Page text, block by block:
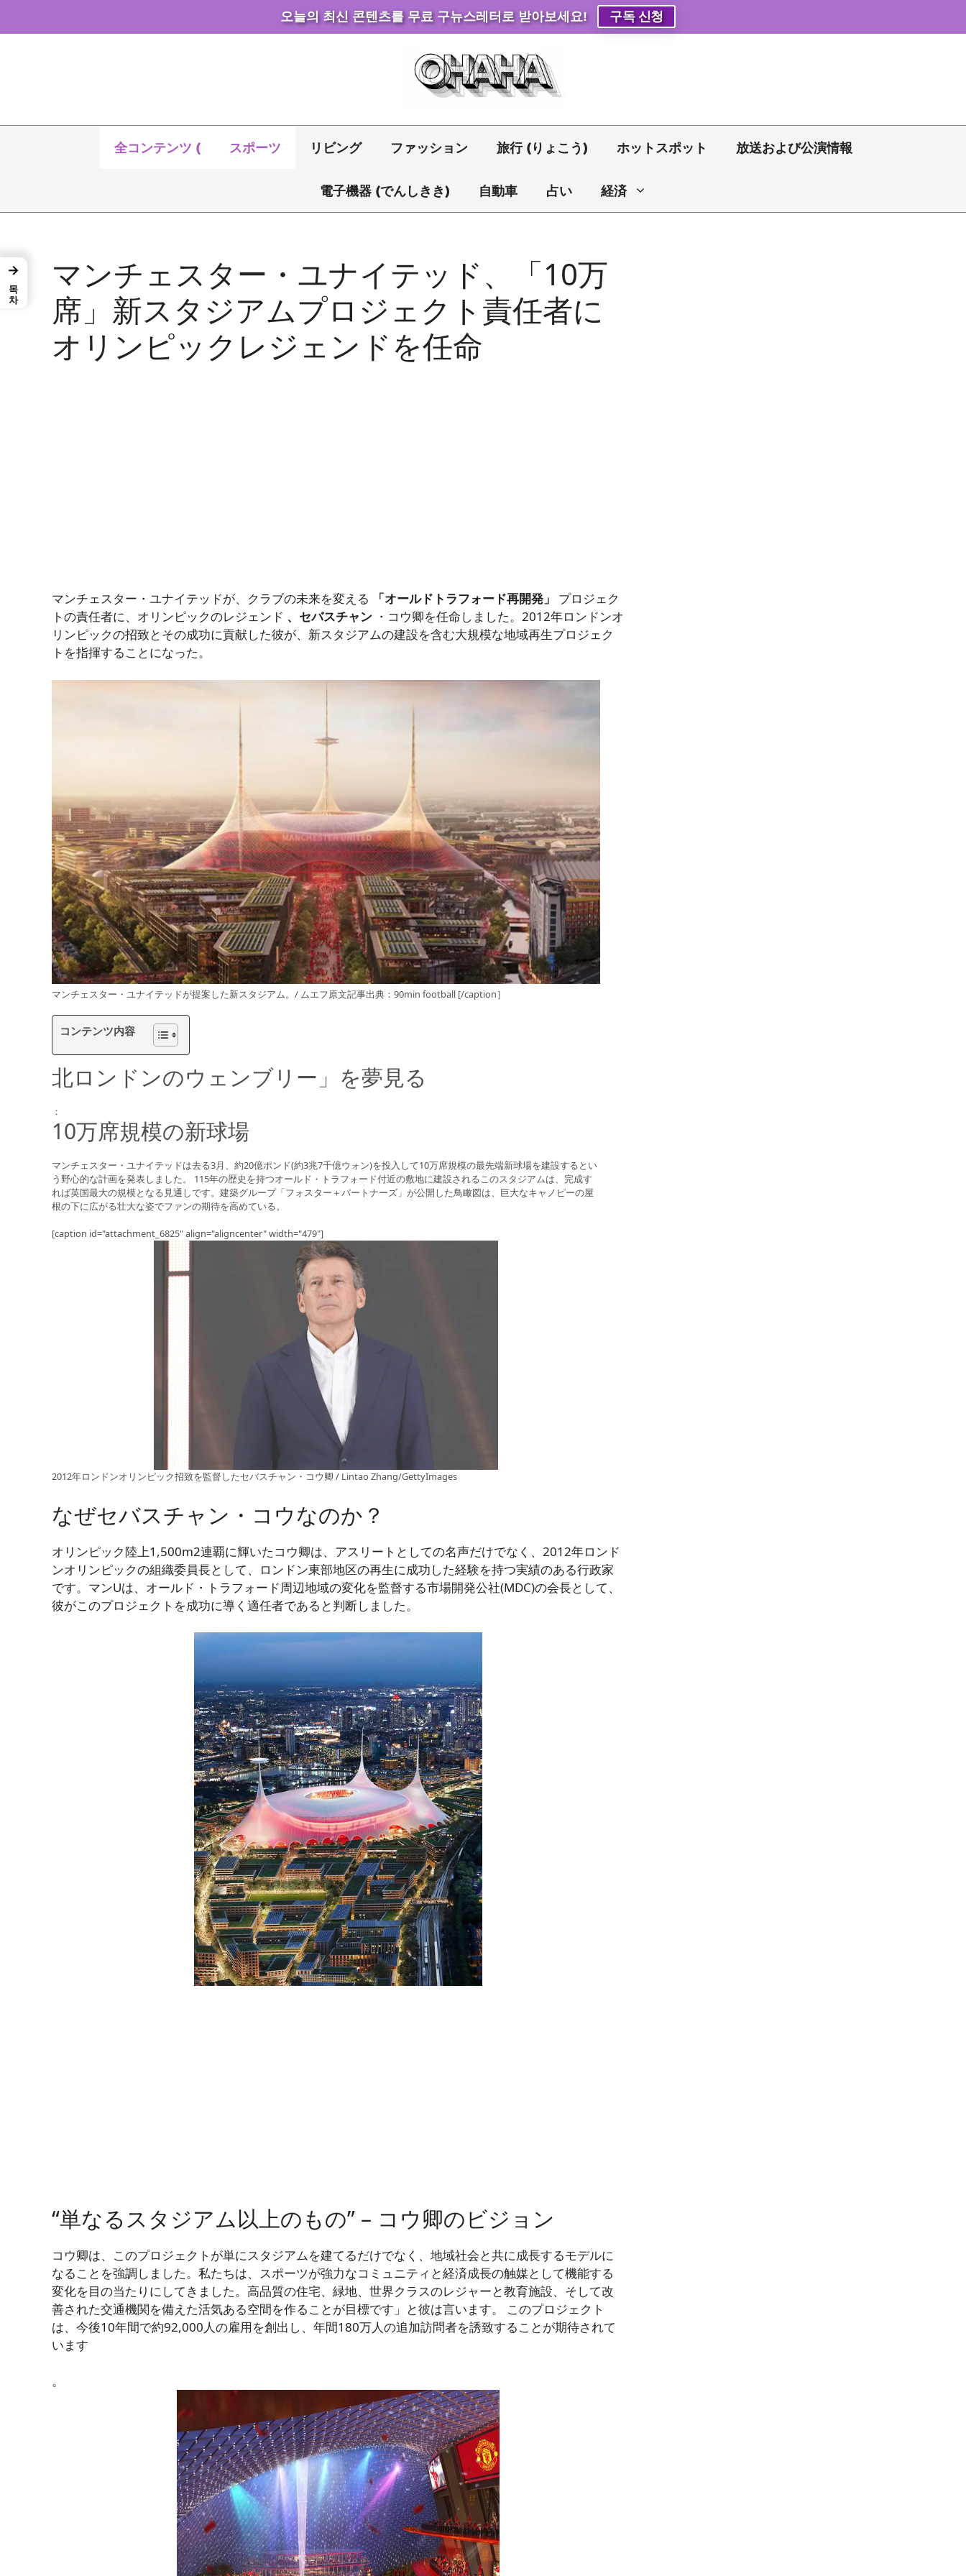
오늘의 최신 콘텐츠를 무료 구뉴스레터로 받아보세요! 구독 신청
全コンテンツ ( スポーツ リビング ファッション 旅行 (りょこう) ホットスポット 放送および公演情報
電子機器 (でんしきき) 自動車 占い 経済
マンチェスター・ユナイテッド、「10万
席」新スタジアムプロジェクト責任者に
オリンピックレジェンドを任命
マンチェスター・ユナイテッドが、クラブの未来を変える 「オールドトラフォード再開発」
プロジェク
トの責任者に、オリンピックのレジェンド 、セバスチャン ・コウ卿を任命しました。2012年ロンドンオ
リンピックの招致とその成功に貢献した彼が、新スタジアムの建設を含む大規模な地域再生プロジェク
トを指揮することになった。
マンチェスター・ユナイテッドが提案した新スタジアム。/ ムエフ原文記事出典：90min football [/caption］
コンテンツ内容
北ロンドンのウェンブリー」を夢見る
：
10万席規模の新球場
マンチェスター・ユナイテッドは去る3月、約20億ポンド(約3兆7千億ウォン)を投入して10万席規模の最先端新球場を建設するとい
う野心的な計画を発表しました。 115年の歴史を持つオールド・トラフォード付近の敷地に建設されるこのスタジアムは、完成す
れば英国最大の規模となる見通しです。建築グループ「フォスター＋パートナーズ」が公開した鳥瞰図は、巨大なキャノピーの屋
根の下に広がる壮大な姿でファンの期待を高めている。
[caption id="attachment_6825" align="aligncenter" width="479"]
2012年ロンドンオリンピック招致を監督したセバスチャン・コウ卿 / Lintao Zhang/GettyImages
なぜセバスチャン・コウなのか？
オリンピック陸上1,500m2連覇に輝いたコウ卿は、アスリートとしての名声だけでなく、2012年ロンド
ンオリンピックの組織委員長として、ロンドン東部地区の再生に成功した経験を持つ実績のある行政家
です。マンUは、オールド・トラフォード周辺地域の変化を監督する市場開発公社(MDC)の会長として、
彼がこのプロジェクトを成功に導く適任者であると判断しました。
“単なるスタジアム以上のもの” – コウ卿のビジョン
コウ卿は、このプロジェクトが単にスタジアムを建てるだけでなく、地域社会と共に成長するモデルに
なることを強調しました。私たちは、スポーツが強力なコミュニティと経済成長の触媒として機能する
変化を目の当たりにしてきました。高品質の住宅、緑地、世界クラスのレジャーと教育施設、そして改
善された交通機関を備えた活気ある空間を作ることが目標です」と彼は言います。 このプロジェクト
は、今後10年間で約92,000人の雇用を創出し、年間180万人の追加訪問者を誘致することが期待されて
います
。
→
목차